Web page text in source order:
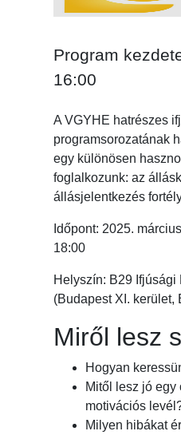
Program
16:00
A VGYHE hatrészes
programsorozatának
egy különösen
foglalkozunk: az
állásjelentkezés
Időpont: 2025.
18:00
Helyszín: B29 Ifjúsági
(Budapest XI. kerület,
Miről lesz
Hogyan
Mitől lesz jó egy
motivációs
Milyen hibákat